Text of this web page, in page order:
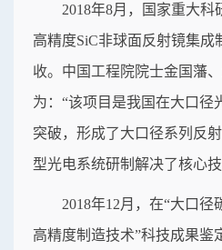
2018年8月，国家重大科
高精度SiC非球面反射镜集成
收。中国工程院院士金国藩
为：“该项目是我国在大口径
突破，形成了大口径系列反
型光电系统研制解决了核心
2018年12月，在“大口
高精度制造技术”科技成果鉴